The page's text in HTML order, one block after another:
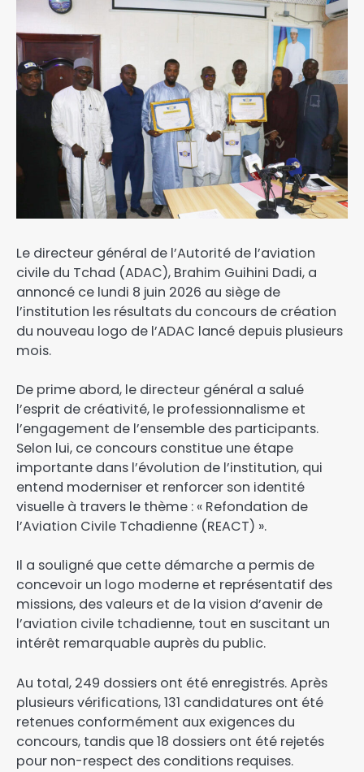
Le directeur général de l’Autorité de l’aviation
civile du Tchad (ADAC), Brahim Guihini Dadi, a
annoncé ce lundi 8 juin 2026 au siège de
l’institution les résultats du concours de création
du nouveau logo de l’ADAC lancé depuis plusieurs
mois.
De prime abord, le directeur général a salué
l’esprit de créativité, le professionnalisme et
l’engagement de l’ensemble des participants.
Selon lui, ce concours constitue une étape
importante dans l’évolution de l’institution, qui
entend moderniser et renforcer son identité
visuelle à travers le thème : « Refondation de
l’Aviation Civile Tchadienne (REACT) ».
Il a souligné que cette démarche a permis de
concevoir un logo moderne et représentatif des
missions, des valeurs et de la vision d’avenir de
l’aviation civile tchadienne, tout en suscitant un
intérêt remarquable auprès du public.
Au total, 249 dossiers ont été enregistrés. Après
plusieurs vérifications, 131 candidatures ont été
retenues conformément aux exigences du
concours, tandis que 18 dossiers ont été rejetés
pour non-respect des conditions requises.